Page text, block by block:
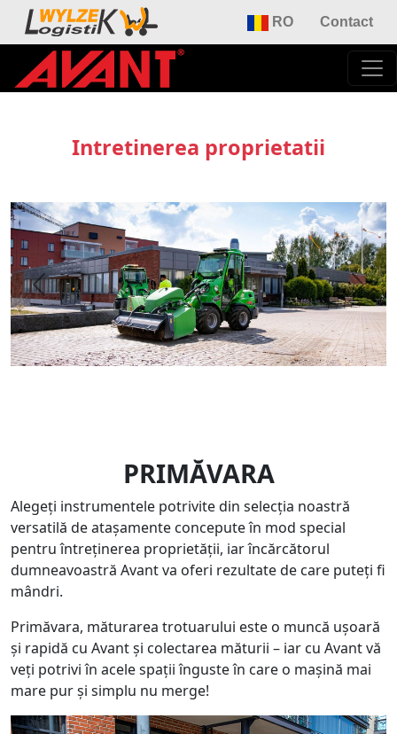
RO Contact
Intretinerea proprietatii
Previous Next
PRIMĂVARA
Alegeți instrumentele potrivite din selecția noastră
versatilă de atașamente concepute în mod special
pentru întreținerea proprietății, iar încărcătorul
dumneavoastră Avant va oferi rezultate de care puteți fi
mândri.
Primăvara, măturarea trotuarului este o muncă ușoară
și rapidă cu Avant și colectarea măturii – iar cu Avant vă
veți potrivi în acele spații înguste în care o mașină mai
mare pur și simplu nu merge!